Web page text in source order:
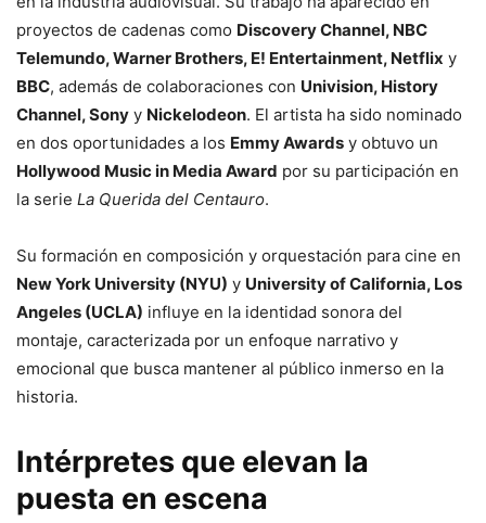
proyectos de cadenas como Discovery Channel, NBC
Telemundo, Warner Brothers, E! Entertainment, Netflix y
BBC, además de colaboraciones con Univision, History
Channel, Sony y Nickelodeon. El artista ha sido nominado
en dos oportunidades a los Emmy Awards y obtuvo un
Hollywood Music in Media Award por su participación en
la serie La Querida del Centauro.
Su formación en composición y orquestación para cine en
New York University (NYU) y University of California, Los
Angeles (UCLA) influye en la identidad sonora del
montaje, caracterizada por un enfoque narrativo y
emocional que busca mantener al público inmerso en la
historia.
Intérpretes que elevan la
puesta en escena